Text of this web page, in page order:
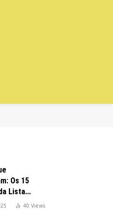
Os 15
Lista
no Brasil
40 Views